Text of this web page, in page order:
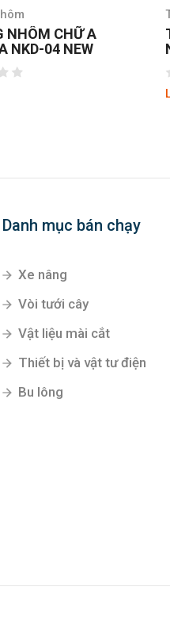
NHÔM CHỮ A
NKD-04 NEW
Danh mục bán chạy
Xe nâng
Vòi tưới cây
Vật liệu mài cắt
Thiết bị và vật tư điện
Bu lông